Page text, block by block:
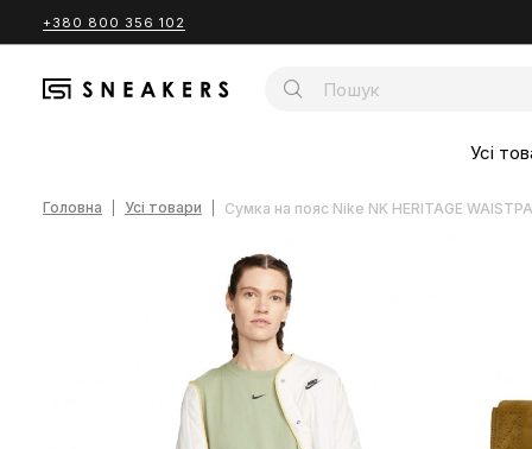
+380 800 356 102
Усі
Головна Усі товари Сумка на пояс Nike NK HERITAGE